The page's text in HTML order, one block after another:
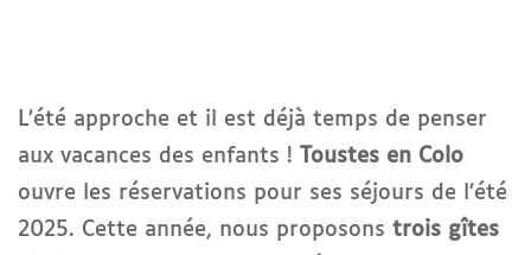
L’été approche et il est déjà temps de penser
aux vacances des enfants !
Toustes en Colo
ouvre les réservations pour ses séjours de l’été
2025. Cette année, nous proposons trois gîtes